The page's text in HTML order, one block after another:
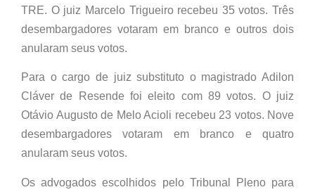
TRE. O juiz Marcelo Trigueiro recebeu 35 votos. Três
desembargadores votaram em branco e outros dois
anularam seus votos.
Para o cargo de juiz substituto o magistrado Adilon
Cláver de Resende foi eleito com 89 votos. O juiz
Otávio Augusto de Melo Acioli recebeu 23 votos. Nove
desembargadores votaram em branco e quatro
anularam seus votos.
Os advogados escolhidos pelo Tribunal Pleno para